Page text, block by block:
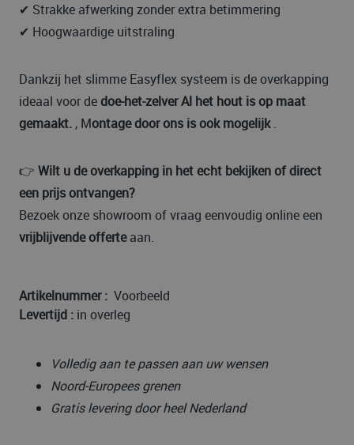
✔ Strakke afwerking zonder extra betimmering
✔ Hoogwaardige uitstraling
Dankzij het slimme Easyflex systeem is de overkapping
ideaal voor dedoe-het-zelver Al het hout is op maat
gemaakt. , Montage door ons is ook mogelijk.
👉 Wilt u de overkapping in het echt bekijken of direct
een prijs ontvangen?
Bezoek onze showroom of vraag eenvoudig online een
vrijblijvende offerteaan.
Artikelnummer : Voorbeeld
Levertijd : in overleg
Volledig aan te passen aan uw wensen
Noord-Europees grenen
Gratis levering door heel Nederland